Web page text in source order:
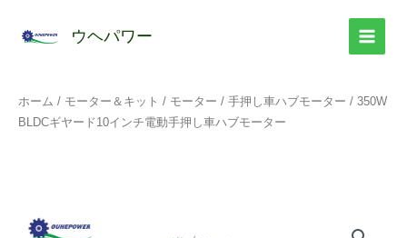
ウヘパワー
ホーム / モーター＆キット / モーター / 手押し車ハブモーター / 350W
BLDCギヤード10インチ電動手押し車ハブモーター